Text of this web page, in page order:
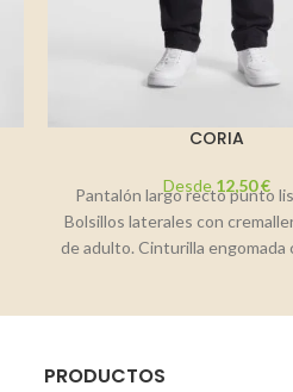
CORIA
Desde 12,50€
Pantalón largo recto punto
Bolsillos laterales con
de adulto. Cinturilla engomada
PRODUCTOS